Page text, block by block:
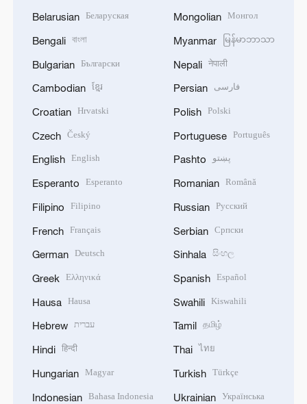
Belarusian Беларуская
Bengali বাংলা
Bulgarian Български
Cambodian ខ្មែរ
Croatian Hrvatski
Czech Český
English English
Esperanto Esperanto
Filipino Filipino
French Français
German Deutsch
Greek Ελληνικά
Hausa Hausa
Hebrew עברית
Hindi हिन्दी
Hungarian Magyar
Indonesian Bahasa Indonesia
Mongolian Монгол
Myanmar မြန်မာဘာသာ
Nepali नेपाली
Persian فارسی
Polish Polski
Portuguese Português
Pashto پښتو
Romanian Română
Russian Русский
Serbian Српски
Sinhala සිංහල
Spanish Español
Swahili Kiswahili
Tamil தமிழ்
Thai ไทย
Turkish Türkçe
Ukrainian Українська